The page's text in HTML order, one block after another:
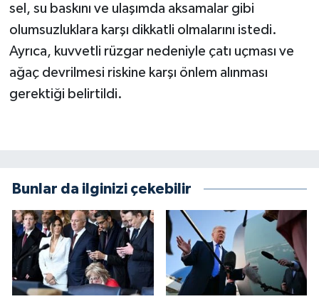
sel, su baskını ve ulaşımda aksamalar gibi
olumsuzluklara karşı dikkatli olmalarını istedi.
Ayrıca, kuvvetli rüzgar nedeniyle çatı uçması ve
ağaç devrilmesi riskine karşı önlem alınması
gerektiği belirtildi.
Bunlar da ilginizi çekebilir